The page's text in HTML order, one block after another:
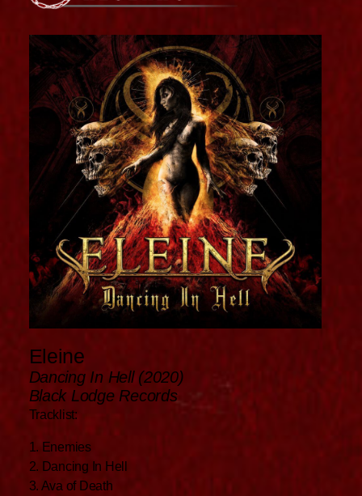
Eleine
Dancing In Hell (2020)
Black Lodge Records
Tracklist:
1. Enemies
2. Dancing In Hell
3. Ava of Death